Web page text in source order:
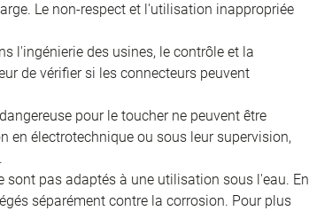
Le non-respect et l'utilisation inappropriée
l'ingénierie des usines, le contrôle et la
de vérifier si les connecteurs peuvent
pour le toucher ne peuvent être
en électrotechnique ou sous leur supervision,
sont pas adaptés à une utilisation sous l'eau. En
séparément contre la corrosion. Pour plus